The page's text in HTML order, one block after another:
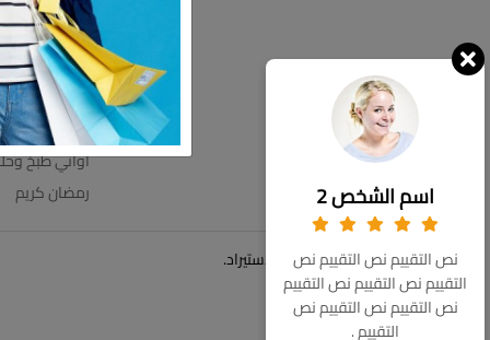
ترامس
عروض
مستلزمات
مفروشات
اواني طبخ
رمضان كريم
© حقوق الملكية 2026 دولار للاستيراد.
اسم الشخص 2
نص التقييم نص التقييم نص
التقييم نص التقييم نص التقييم
نص التقييم نص التقييم نص
التقييم .